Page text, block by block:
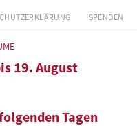
SPENDEN
19. August
Tagen